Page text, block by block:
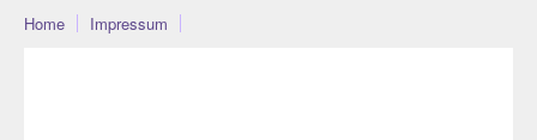
Home Impressum